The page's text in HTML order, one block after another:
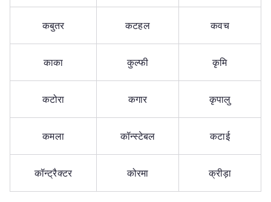
कबुतर कटहल कवच
काका कुल्फी कृमि
कटोरा कगार कृपालु
कमला कॉन्स्टेबल कटाई
कॉन्ट्रैक्टर कोरमा क्रीड़ा